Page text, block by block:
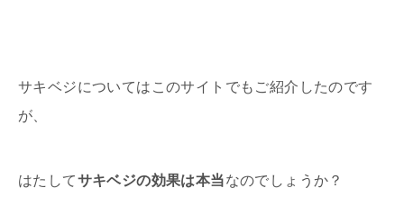
サキベジについてはこのサイトでもご紹介したのです
が、
はたしてサキベジの効果は本当なのでしょうか？